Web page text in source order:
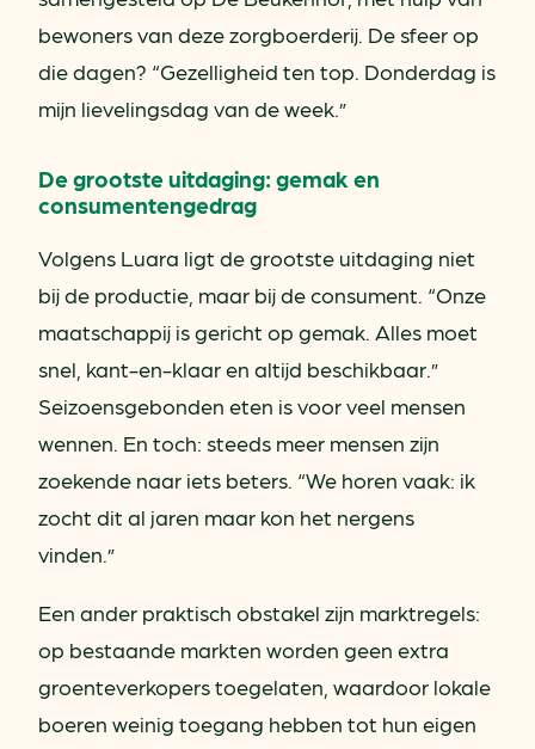
bewoners van deze zorgboerderij. De sfeer op
die dagen? “Gezelligheid ten top. Donderdag is
mijn lievelingsdag van de week.”
De grootste uitdaging: gemak en
consumentengedrag
Volgens Luara ligt de grootste uitdaging niet
bij de productie, maar bij de consument. “Onze
maatschappij is gericht op gemak. Alles moet
snel, kant-en-klaar en altijd beschikbaar.”
Seizoensgebonden eten is voor veel mensen
wennen. En toch: steeds meer mensen zijn
zoekende naar iets beters. “We horen vaak: ik
zocht dit al jaren maar kon het nergens
vinden.”
Een ander praktisch obstakel zijn marktregels:
op bestaande markten worden geen extra
groenteverkopers toegelaten, waardoor lokale
boeren weinig toegang hebben tot hun eigen